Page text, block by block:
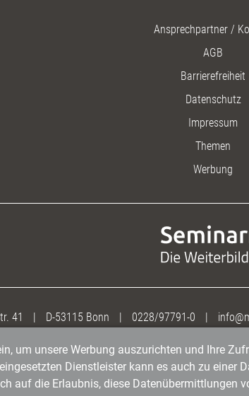
Ansprechpartner /
AGB
Barrierefreiheit
Datenschutz
Impressum
Themen
Werbung
41 | D-53115 Bonn | 0228/97791-0 |
um unsere Werbung auszurichten und Ihre
Dienstleister kann es auch zu einer
auf die Erlaubnis, diese Datenübermittlungen